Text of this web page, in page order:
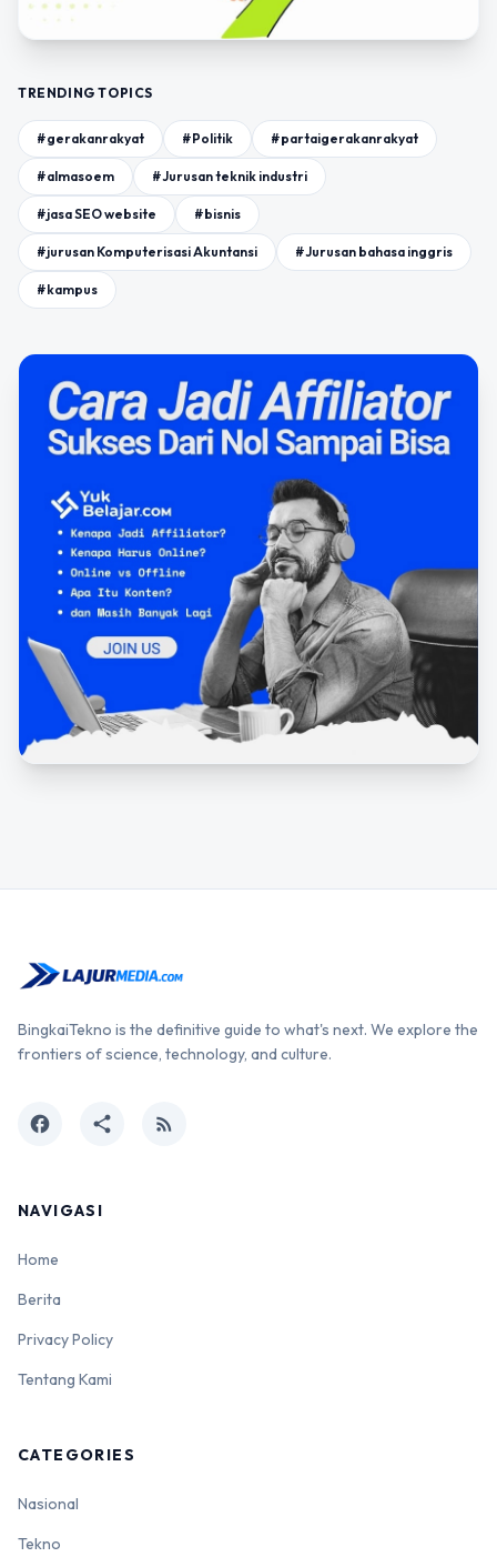
TRENDING TOPICS
#gerakanrakyat #Politik #partaigerakanrakyat
#almasoem #Jurusan teknik industri
#jasa SEO website #bisnis
#jurusan Komputerisasi Akuntansi #Jurusan bahasa inggris
#kampus
BingkaiTekno is the definitive guide to what's next. We explore the
frontiers of science, technology, and culture.
facebook share rss_feed
NAVIGASI
Home
Berita
Privacy Policy
Tentang Kami
CATEGORIES
Nasional
Tekno